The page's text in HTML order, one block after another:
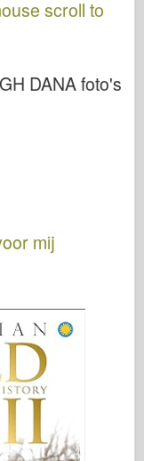
scroll to
DANA foto's
mij